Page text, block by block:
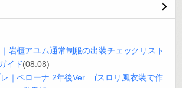
岩櫃アユム通常制服の出装チェックリスト
イド(08.08)
｜ペローナ 2年後Ver. ゴスロリ風衣装で作